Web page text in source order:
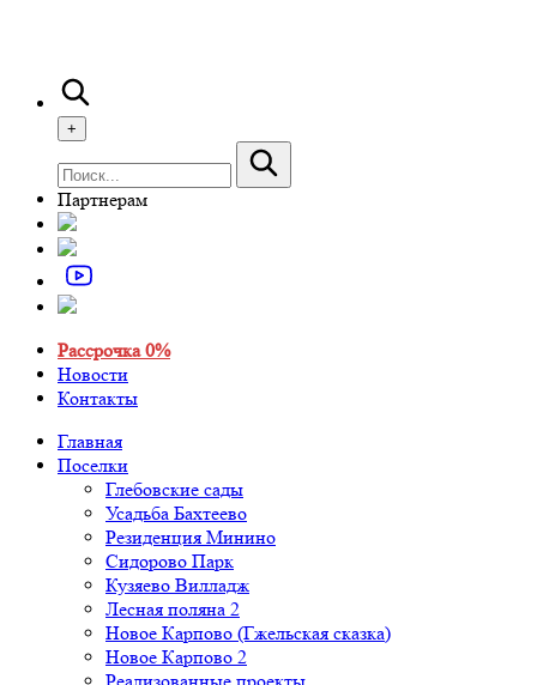
+
Партнерам
Рассрочка 0%
Новости
Контакты
Главная
Поселки
Глебовские сады
Усадьба Бахтеево
Резиденция Минино
Сидорово Парк
Кузяево Вилладж
Лесная поляна 2
Новое Карпово (Гжельская сказка)
Новое Карпово 2